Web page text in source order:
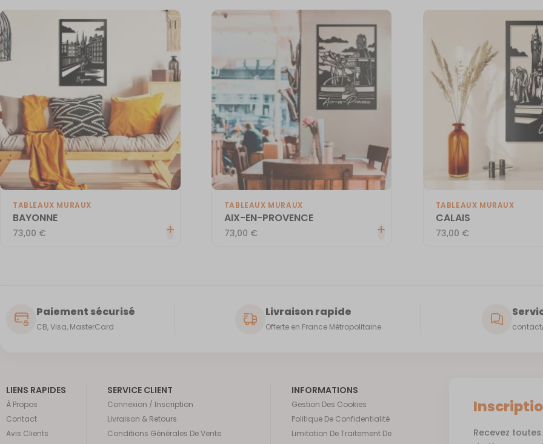
TABLEAUX MURAUX
BAYONNE
73,00 €
TABLEAUX MURAUX
AIX-EN-PROVENCE
73,00 €
TABLEAUX MURAUX
CALAIS
73,00 €
Paiement sécurisé
CB, Visa, MasterCard
Livraison rapide
Offerte en France Métropolitaine
LIENS RAPIDES
À Propos
Contact
Avis Clients
SERVICE CLIENT
Connexion / Inscription
Livraison & Retours
Conditions Générales De Vente
INFORMATIONS
Gestion Des Cookies
Politique De Confidentialité
Limitation De Traitement De
Recevez